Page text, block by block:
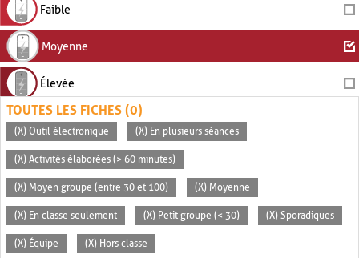
Faible
Moyenne
Élevée
TOUTES LES FICHES (0)
(X) Outil électronique (X) En plusieurs séances
(X) Activités élaborées (> 60 minutes)
(X) Moyen groupe (entre 30 et 100) (X) Moyenne
(X) En classe seulement (X) Petit groupe (< 30) (X) Sporadiques
(X) Équipe (X) Hors classe